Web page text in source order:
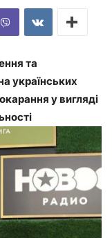
та
українських
у вигляді